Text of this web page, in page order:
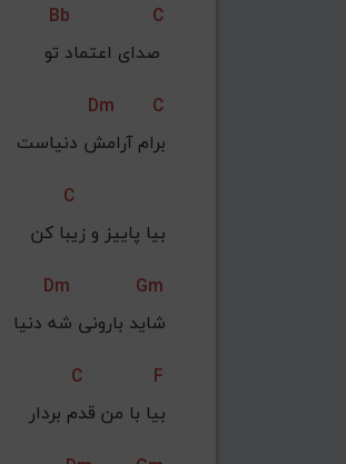
Bb
C
Dm
C
برام آرامش دنیاست
C
بیا پاییز و زیبا کن
Dm
Gm
شاید بارونی شه دنیا
C
F
بیا با من قدم بردار